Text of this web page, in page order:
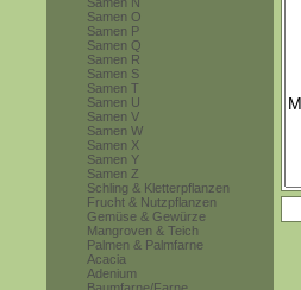
Samen O
Samen P
Samen Q
Samen R
Samen S
Samen T
Samen U
Samen V
Samen W
Samen X
Samen Y
Samen Z
Schling & Kletterpflanzen
Frucht & Nutzpflanzen
Gemüse & Gewürze
Mangroven & Teich
Palmen & Palmfarne
Acacia
Adenium